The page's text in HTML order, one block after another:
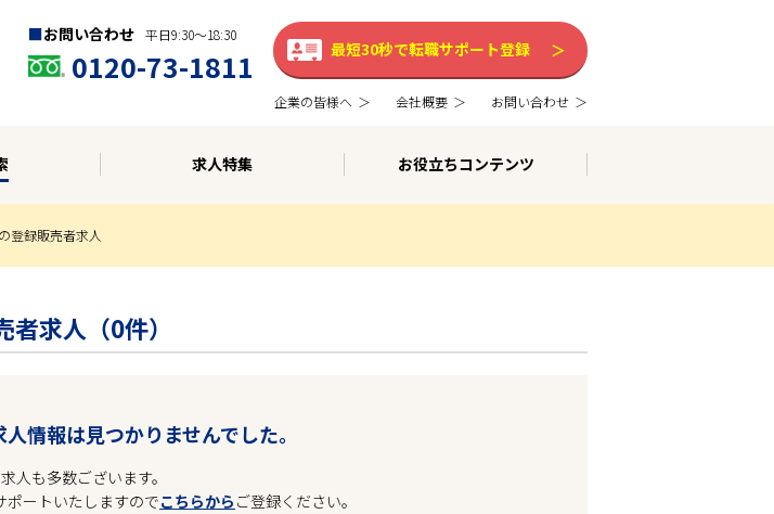
お問い合わせ 平日9:30〜18:30
0120-73-1811 最短30秒で転職サポート登録
企業の皆様へ 会社概要 お問い合わせ
求人特集 お役立ちコンテンツ
登録販売者求人
求人（0件）
情報は見つかりませんでした。
人も多数ございます。
ポートいたしますのでこちらから ご登録ください。